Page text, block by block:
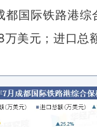
都国际铁路港综
万美元；进口总